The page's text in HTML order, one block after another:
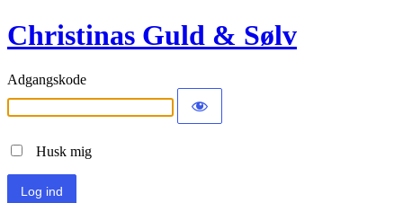
Christinas Guld & Sølv
Adgangskode
Husk mig